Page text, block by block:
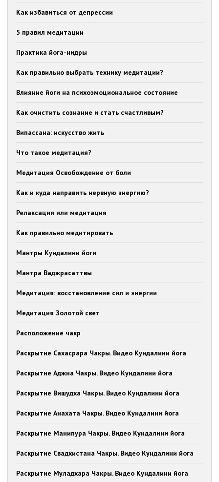
Как избавиться от депрессии
5 правил медитации
Практика йога-нидры
Как правильно выбрать технику медитации?
Влияние йоги на психоэмоциональное состояние
Как очистить сознание и стать счастливым?
Випассана: искусство жить
Что такое медитация?
Медитация Освобождение от боли
Как и куда направить нервную энергию?
Релаксация или медитация
Как правильно медитировать
Мантры Кундалини йоги
Мантра Ваджрасаттвы
Медитация: восстановление сил и энергии
Медитация Золотой свет
Расположение чакр
Раскрытие Сахасрара Чакры. Видео Кундалини йога
Раскрытие Аджна Чакры. Видео Кундалини йога
Раскрытие Вишудха Чакры. Видео Кундалини йога
Раскрытие Анахата Чакры. Видео Кундалини йога
Раскрытие Манипура Чакры. Видео Кундалини йога
Раскрытие Свадхистана Чакры. Видео Кундалини йога
Раскрытие Муладхара Чакры. Видео Кундалини йога